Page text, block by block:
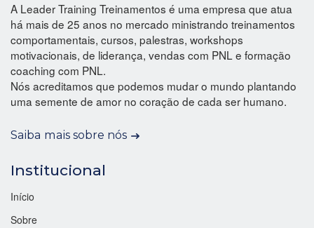
A Leader Training Treinamentos é uma empresa que atua
há mais de 25 anos no mercado ministrando treinamentos
comportamentais, cursos, palestras, workshops
motivacionais, de liderança, vendas com PNL e formação
coaching com PNL.
Nós acreditamos que podemos mudar o mundo plantando
uma semente de amor no coração de cada ser humano.
Saiba mais sobre nós
Institucional
Início
Sobre